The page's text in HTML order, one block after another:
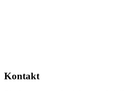
Kontakt